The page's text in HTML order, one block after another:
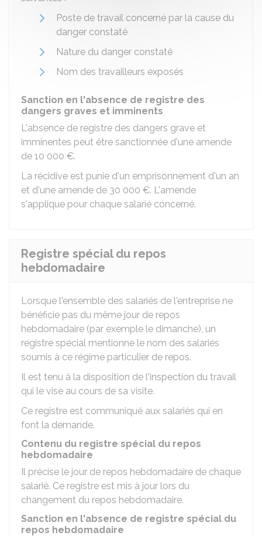
Poste de travail concerné par la cause du
danger constaté
Nature du danger constaté
Nom des travailleurs exposés
Sanction en l'absence de registre des
dangers graves et imminents
L'absence de registre des dangers grave et
imminentes peut être sanctionnée d'une amende
de 10 000 €.
La récidive est punie d'un emprisonnement d'un an
et d'une amende de 30 000 €. L'amende
s'applique pour chaque salarié concerné.
Registre spécial du repos
hebdomadaire
Lorsque l'ensemble des salariés de l'entreprise ne
bénéficie pas du même jour de repos
hebdomadaire (par exemple le dimanche), un
registre spécial mentionne le nom des salariés
soumis à ce régime particulier de repos.
Il est tenu à la disposition de l'inspection du travail
qui le vise au cours de sa visite.
Ce registre est communiqué aux salariés qui en
font la demande.
Contenu du registre spécial du repos
hebdomadaire
Il précise le jour de repos hebdomadaire de chaque
salarié. Ce registre est mis à jour lors du
changement du repos hebdomadaire.
Sanction en l'absence de registre spécial du
repos hebdomadaire